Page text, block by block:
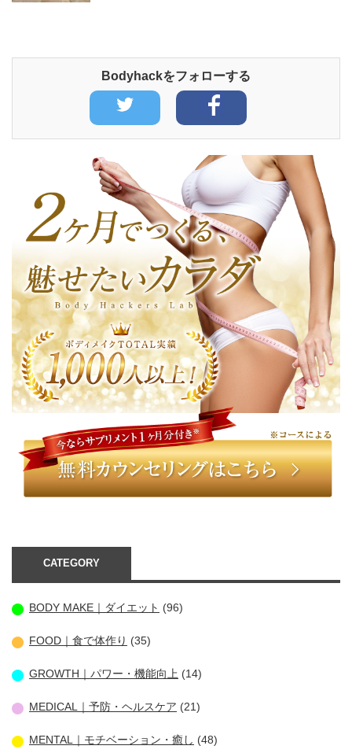
Bodyhackをフォローする
CATEGORY
BODY MAKE｜ダイエット (96)
FOOD｜食で体作り (35)
GROWTH｜パワー・機能向上 (14)
MEDICAL｜予防・ヘルスケア (21)
MENTAL｜モチベーション・癒し (48)